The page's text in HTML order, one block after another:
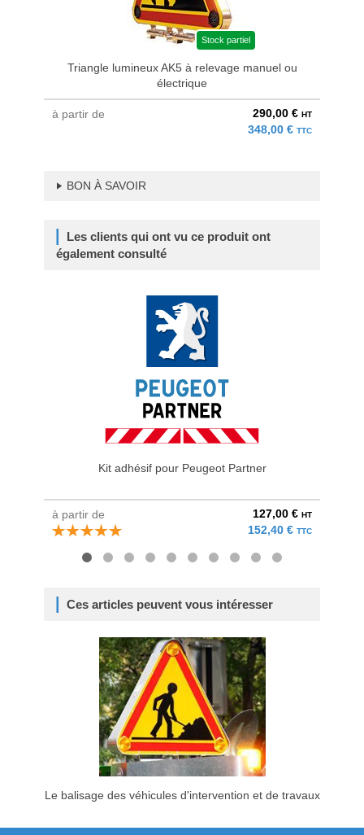
Stock partiel
Triangle lumineux AK5 à relevage manuel ou
électrique
à partir de 290,00 € HT
348,00 € TTC
BON À SAVOIR
Les clients qui ont vu ce produit ont
également consulté
Kit adhésif pour Peugeot Partner
à partir de 127,00 € HT
152,40 € TTC
Ces articles peuvent vous intéresser
Le balisage des véhicules d'intervention et de travaux